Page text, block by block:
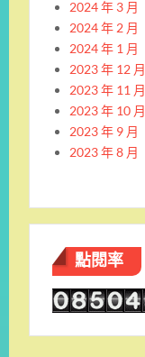
2024 年 3 月
2024 年 2 月
2024 年 1 月
2023 年 12 月
2023 年 11 月
2023 年 10 月
2023 年 9 月
2023 年 8 月
點閱率